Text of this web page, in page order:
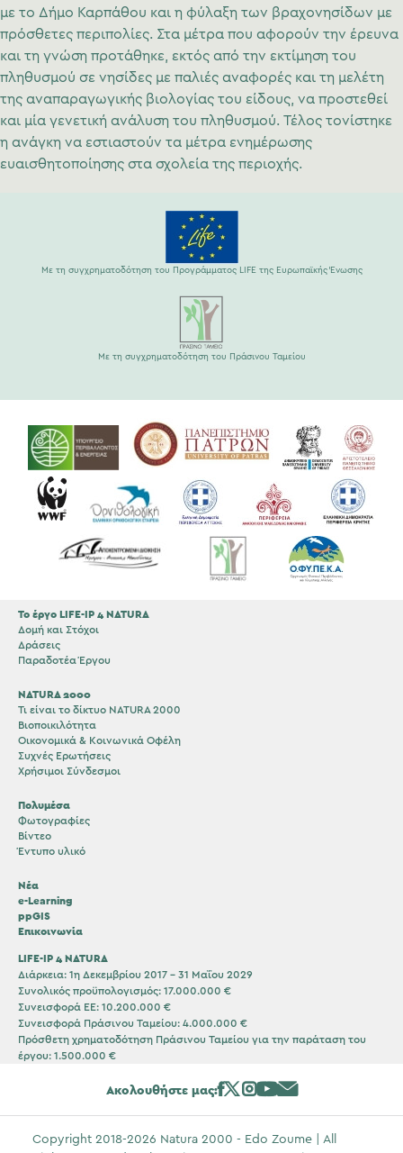
με το Δήμο Καρπάθου και η φύλαξη των βραχονησίδων με
πρόσθετες περιπολίες. Στα μέτρα που αφορούν την έρευνα
και τη γνώση προτάθηκε, εκτός από την εκτίμηση του
πληθυσμού σε νησίδες με παλιές αναφορές και τη μελέτη
της αναπαραγωγικής βιολογίας του είδους, να προστεθεί
και μία γενετική ανάλυση του πληθυσμού. Τέλος τονίστηκε
η ανάγκη να εστιαστούν τα μέτρα ενημέρωσης
ευαισθητοποίησης στα σχολεία της περιοχής.
Με τη συγχρηματοδότηση του Προγράμματος LIFE της Ευρωπαϊκής Ένωσης
Με τη συγχρηματοδότηση του Πράσινου Ταμείου
Το έργο LIFE-IP 4 NATURA
Δομή και Στόχοι
Δράσεις
Παραδοτέα Έργου
NATURA 2000
Τι είναι το δίκτυο NATURA 2000
Βιοποικιλότητα
Οικονομικά & Κοινωνικά Οφέλη
Συχνές Ερωτήσεις
Χρήσιμοι Σύνδεσμοι
Πολυμέσα
Φωτογραφίες
Βίντεο
Έντυπο υλικό
Νέα
e-Learning
ppGIS
Επικοινωνία
LIFE-IP 4 NATURA
Διάρκεια: 1η Δεκεμβρίου 2017 – 31 Μαΐου 2029
Συνολικός προϋπολογισμός: 17.000.000 €
Συνεισφορά ΕΕ: 10.200.000 €
Συνεισφορά Πράσινου Ταμείου: 4.000.000 €
Πρόσθετη χρηματοδότηση Πράσινου Ταμείου για την παράταση του
έργου: 1.500.000 €
Ακολουθήστε μας:
Copyright 2018-2026 Natura 2000 - Edo Zoume | All